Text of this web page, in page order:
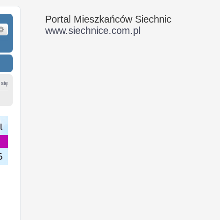
Wyszukiwanie zaawansowane
się
Portal Mieszkańców Siechnic
www.siechnice.com.pl